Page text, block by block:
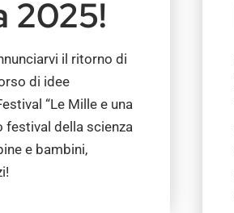
2025!
il ritorno di
di idee
“Le Mille e una
festival della scienza
e bambini,